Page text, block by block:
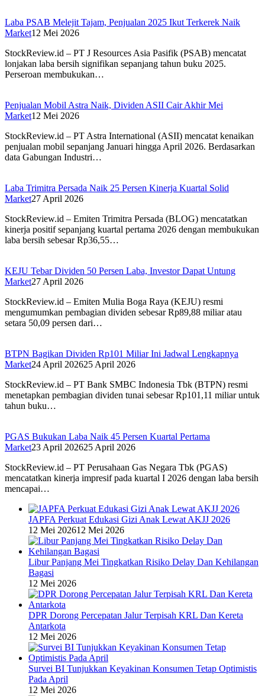
Laba PSAB Melejit Tajam, Penjualan 2025 Ikut Terkerek Naik
Market12 Mei 2026
StockReview.id – PT J Resources Asia Pasifik (PSAB) mencatat
lonjakan laba bersih signifikan sepanjang tahun buku 2025.
Perseroan membukukan…
Penjualan Mobil Astra Naik, Dividen ASII Cair Akhir Mei
Market12 Mei 2026
StockReview.id – PT Astra International (ASII) mencatat kenaikan
penjualan mobil sepanjang Januari hingga April 2026. Berdasarkan
data Gabungan Industri…
Laba Trimitra Persada Naik 25 Persen Kinerja Kuartal Solid
Market27 April 2026
StockReview.id – Emiten Trimitra Persada (BLOG) mencatatkan
kinerja positif sepanjang kuartal pertama 2026 dengan membukukan
laba bersih sebesar Rp36,55…
KEJU Tebar Dividen 50 Persen Laba, Investor Dapat Untung
Market27 April 2026
StockReview.id – Emiten Mulia Boga Raya (KEJU) resmi
mengumumkan pembagian dividen sebesar Rp89,88 miliar atau
setara 50,09 persen dari…
BTPN Bagikan Dividen Rp101 Miliar Ini Jadwal Lengkapnya
Market24 April 202625 April 2026
StockReview.id – PT Bank SMBC Indonesia Tbk (BTPN) resmi
menetapkan pembagian dividen tunai sebesar Rp101,11 miliar untuk
tahun buku…
PGAS Bukukan Laba Naik 45 Persen Kuartal Pertama
Market23 April 202625 April 2026
StockReview.id – PT Perusahaan Gas Negara Tbk (PGAS)
mencatatkan kinerja impresif pada kuartal I 2026 dengan laba bersih
mencapai…
JAPFA Perkuat Edukasi Gizi Anak Lewat AKJJ 2026
12 Mei 202612 Mei 2026
Libur Panjang Mei Tingkatkan Risiko Delay Dan Kehilangan
Bagasi
12 Mei 2026
DPR Dorong Percepatan Jalur Terpisah KRL Dan Kereta
Antarkota
12 Mei 2026
Survei BI Tunjukkan Keyakinan Konsumen Tetap Optimistis
Pada April
12 Mei 2026